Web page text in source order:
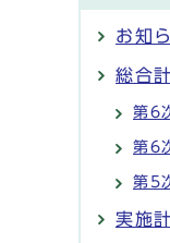
お知
総合
第6
第6
第5
実施